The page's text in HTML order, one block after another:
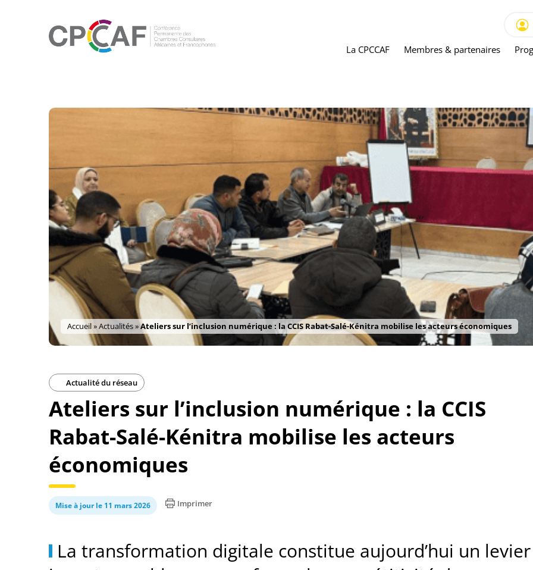
La CPCCAF Membres & partenaires
Accueil»Actualités»Ateliers sur l’inclusion numérique : la CCIS Rabat-Salé-Kénitra mobilise les acteurs économiques
Actualité du réseau
Ateliers sur l’inclusion numérique : la CCIS
Rabat-Salé-Kénitra mobilise les acteurs
économiques
Mise à jour le 11 mars 2026 Imprimer
La transformation digitale constitue aujourd’hui un levier